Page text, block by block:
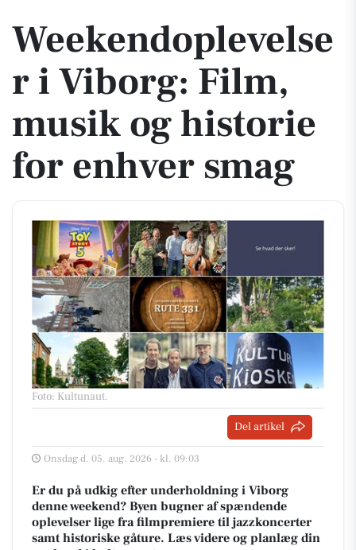
Weekendoplevelse
r i Viborg: Film,
musik og historie
for enhver smag
Foto: Kultunaut.
Del artikel
Onsdag d. 05. aug. 2026 - kl. 09:03
Er du på udkig efter underholdning i Viborg
denne weekend? Byen bugner af spændende
oplevelser lige fra filmpremiere til jazzkoncerter
samt historiske gåture. Læs videre og planlæg din